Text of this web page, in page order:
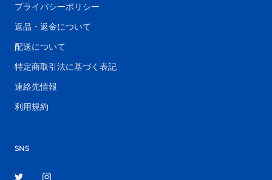
プライバシーポリシー
返品・返金について
配送について
特定商取引法に基づく表記
連絡先情報
利用規約
SNS